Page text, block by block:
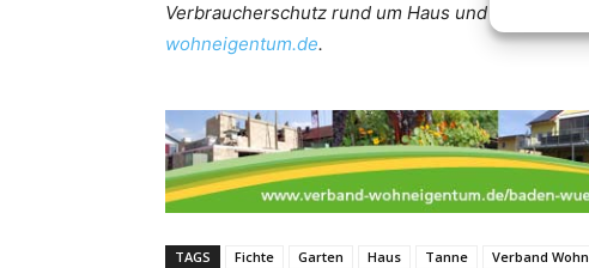
Verbraucherschutz rund um Haus und Garten.
wohneigentum.de.
TAGS Fichte Garten Haus Tanne Verband